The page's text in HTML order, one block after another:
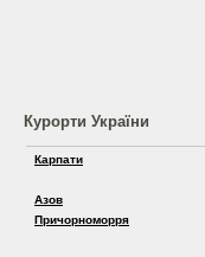
Курорти України
Карпати
Азов
Причорноморря